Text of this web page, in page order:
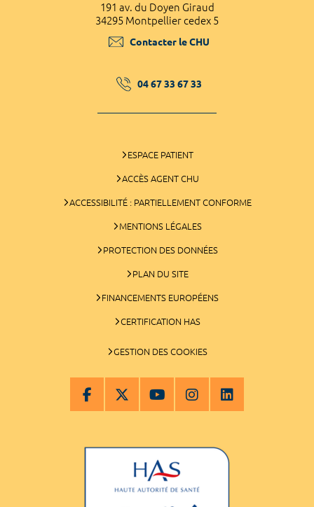
191 av. du Doyen Giraud
34295 Montpellier cedex 5
Contacter le CHU
04 67 33 67 33
ESPACE PATIENT
ACCÈS AGENT CHU
ACCESSIBILITÉ : PARTIELLEMENT CONFORME
MENTIONS LÉGALES
PROTECTION DES DONNÉES
PLAN DU SITE
FINANCEMENTS EUROPÉENS
CERTIFICATION HAS
GESTION DES COOKIES